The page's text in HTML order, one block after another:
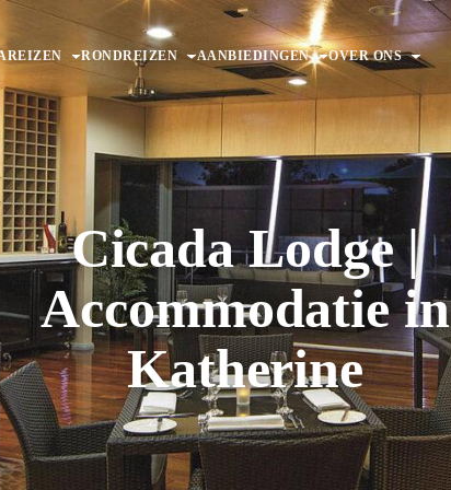
RONDREIZEN AANBIEDINGEN OVER ONS
Cicada Lodge |
Accommodatie in
Katherine